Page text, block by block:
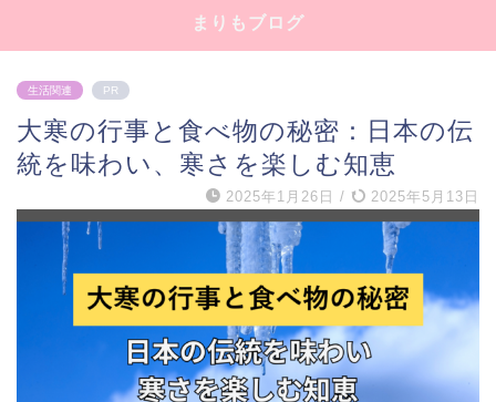
まりもブログ
生活関連 PR
大寒の行事と食べ物の秘密：日本の伝
統を味わい、寒さを楽しむ知恵
2025年1月26日 / 2025年5月13日